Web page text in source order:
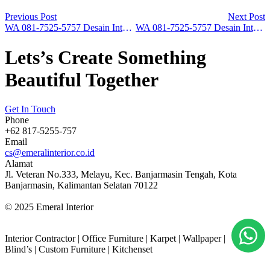
Previous Post
WA 081-7525-5757 Desain Interior Type 70 di Banjarbaru
Next Post
WA 081-7525-5757 Desain Interior Klasik di Surabaya
Lets’s Create Something
Beautiful Together
Get In Touch
Phone
+62 817-5255-757
Email
cs@emeralinterior.co.id
Alamat
Jl. Veteran No.333, Melayu, Kec. Banjarmasin Tengah, Kota
Banjarmasin, Kalimantan Selatan 70122
© 2025 Emeral Interior
Interior Contractor | Office Furniture | Karpet | Wallpaper |
Blind’s | Custom Furniture | Kitchenset